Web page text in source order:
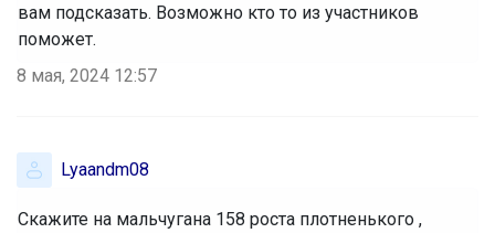
вам подсказать. Возможно кто то из участников
поможет.
8 мая, 2024 12:57
Lyaandm08
Скажите на мальчугана 158 роста плотненького ,